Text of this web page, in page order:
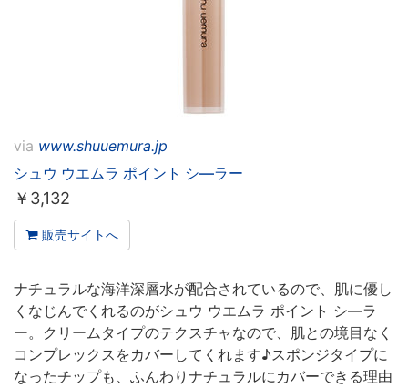
via www.shuuemura.jp
シュウ ウエムラ ポイント シ―ラー
￥ 3,132
販売サイトへ
ナチュラルな海洋深層水が配合されているので、肌に優し
くなじんでくれるのがシュウ ウエムラ ポイント シ―ラ
ー。クリームタイプのテクスチャなので、肌との境目なく
コンプレックスをカバーしてくれます♪スポンジタイプに
なったチップも、ふんわりナチュラルにカバーできる理由